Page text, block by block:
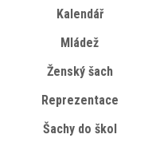
Kalendář
Mládež
Ženský šach
Reprezentace
Šachy do škol